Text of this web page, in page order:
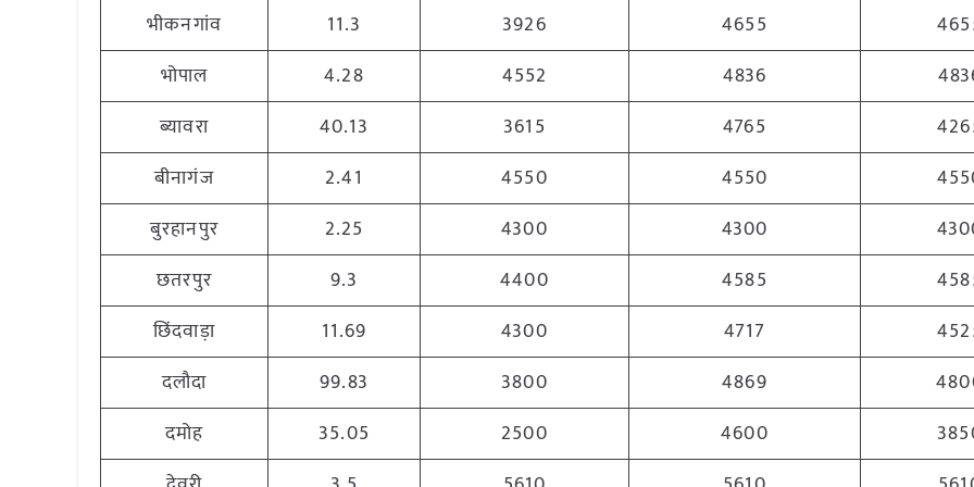
भीकनगांव
11.3 3926 4655
भोपाल
4.28 4552 4836
ब्यावरा
40.13 3615 4765
बीनागंज
2.41 4550 4550
बुरहानपुर
2.25 4300 4300
छतरपुर
9.3 4400 4585
छिंदवाड़ा
11.69 4300 4717
दलौदा
99.83 3800 4869
दमोह
35.05 2500 4600